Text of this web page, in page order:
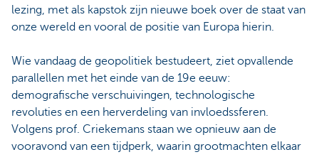
lezing, met als kapstok zijn nieuwe boek over de staat van
onze wereld en vooral de positie van Europa hierin.
Wie vandaag de geopolitiek bestudeert, ziet opvallende
parallellen met het einde van de 19e eeuw:
demografische verschuivingen, technologische
revoluties en een herverdeling van invloedssferen.
Volgens prof. Criekemans staan we opnieuw aan de
vooravond van een tijdperk, waarin grootmachten elkaar